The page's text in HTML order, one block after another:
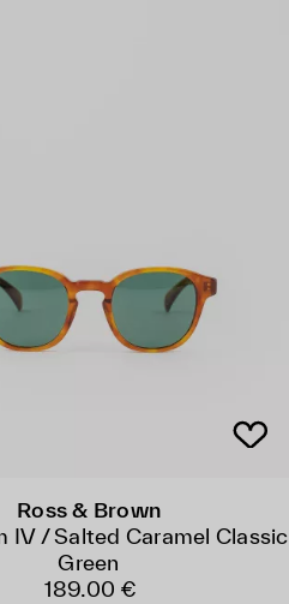
Ross & Brown
IV / Salted Caramel Classic
Green
189.00 €